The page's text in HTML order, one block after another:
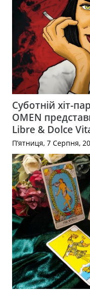
Суботній хіт-
OMEN
Libre & Dolce
П’ятниця, 7 Серпня,